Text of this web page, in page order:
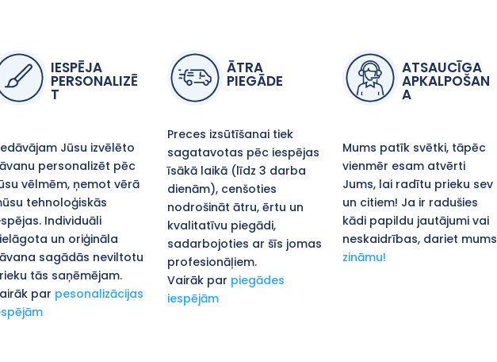
IESPĒJA
PERSONALIZĒ
T
Jūsu izvēlēto
personalizēt pēc
vēlmēm, ņemot vērā
tehnoloģiskās
Individuāli
un oriģināla
sagādās neviltotu
tās saņēmējam.
par pesonalizācijas
ĀTRA
PIEGĀDE
Preces izsūtīšanai tiek
sagatavotas pēc iespējas
īsākā laikā (līdz 3 darba
dienām), cenšoties
nodrošināt ātru, ērtu un
kvalitatīvu piegādi,
sadarbojoties ar šīs jomas
profesionāļiem.
Vairāk par piegādes
iespējām
ATSAUCĪGA
APKALPOŠAN
A
Mums patīk svētki, tāpēc
vienmēr esam atvērti
Jums, lai radītu prieku sev
un citiem! Ja ir radušies
kādi papildu jautājumi vai
neskaidrības, dariet mums
zināmu!